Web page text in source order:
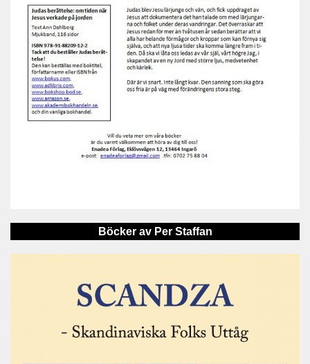
Böcker av Per Staffan